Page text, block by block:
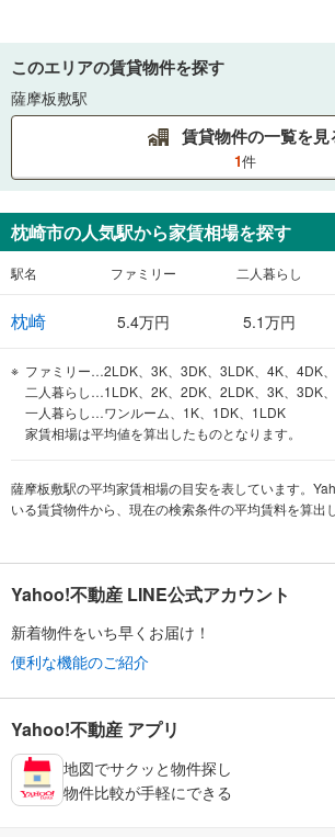
このエリアの賃貸物件を探す
薩摩板敷駅
賃貸物件の一覧を見
1件
枕崎市の人気駅から家賃相場を探す
駅名 ファミリー 二人暮らし
枕崎 5.4万円 5.1万円
ファミリー…2LDK、3K、3DK、3LDK、4K、4DK
二人暮らし…1LDK、2K、2DK、2LDK、3K、3DK
一人暮らし…ワンルーム、1K、1DK、1LDK
家賃相場は平均値を算出したものとなります。
薩摩板敷駅の平均家賃相場の目安を表しています。
いる賃貸物件から、現在の検索条件の平均賃料を算出
Yahoo!不動産 LINE公式アカウント
新着物件をいち早くお届け！
便利な機能のご紹介
Yahoo!不動産 アプリ
地図でサクッと物件探し
物件比較が手軽にできる